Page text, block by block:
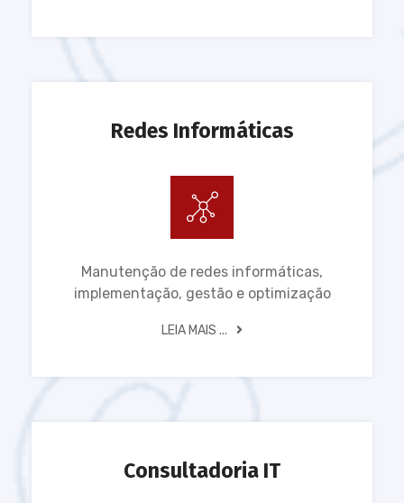
Redes Informáticas
Manutenção de redes informáticas,
implementação, gestão e optimização
LEIA MAIS ...
Consultadoria IT